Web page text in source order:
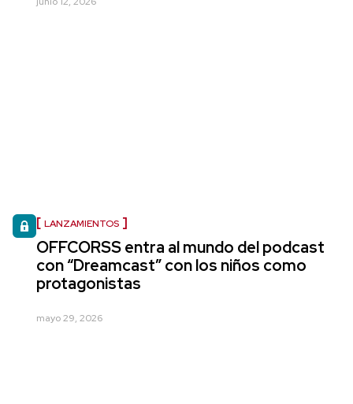
LANZAMIENTOS
OFFCORSS entra al mundo del podcast
con “Dreamcast” con los niños como
protagonistas
mayo 29, 2026